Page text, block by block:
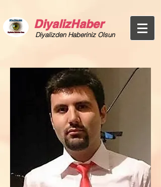
DiyalizHaber
Diyalizden Haberiniz Olsun